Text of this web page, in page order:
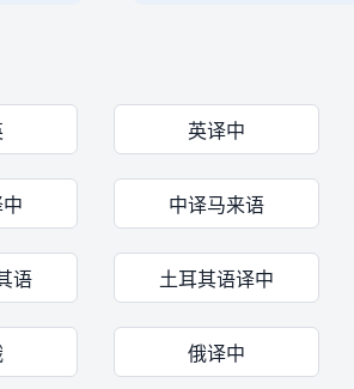
英译中
中译马来语
语 土耳其语译中
俄译中